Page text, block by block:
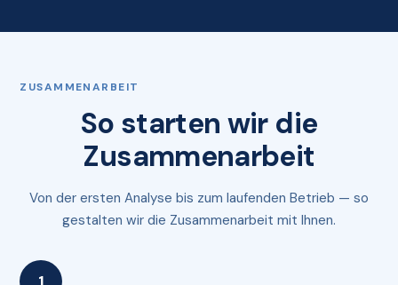
ZUSAMMENARBEIT
So starten wir die
Zusammenarbeit
Von der ersten Analyse bis zum laufenden Betrieb — so
gestalten wir die Zusammenarbeit mit Ihnen.